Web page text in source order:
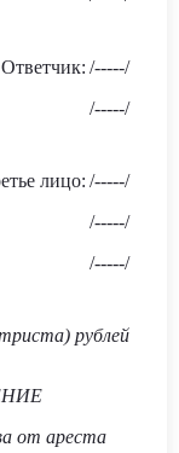
Ответчик: /-----/
/-----/
лицо: /-----/
/-----/
/-----/
рублей
от ареста